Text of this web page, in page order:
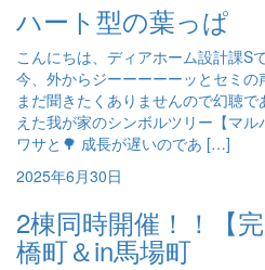
ハート型の葉っぱ
こんにちは、ディアホーム設計課
今、外からジーーーーーッとセミ
まだ聞きたくありませんので幻聴
えた我が家のシンボルツリー【マ
ワサと🌳 成長が遅いのであ […]
2025年6月30日
2棟同時開催！！【
橋町＆in馬場町